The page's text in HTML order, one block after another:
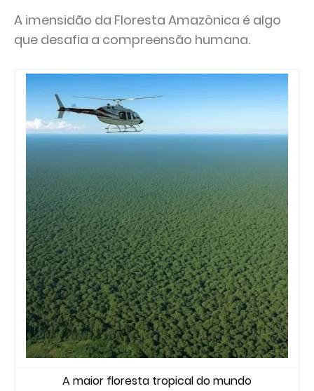
A imensidão da Floresta Amazônica é algo
que desafia a compreensão humana.
A maior floresta tropical do mundo